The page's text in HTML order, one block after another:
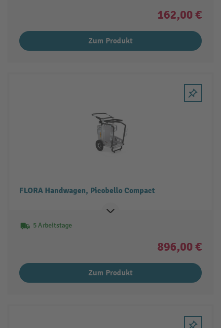
162,00 €
Zum Produkt
FLORA Handwagen, Picobello Compact
5 Arbeitstage
896,00 €
Zum Produkt